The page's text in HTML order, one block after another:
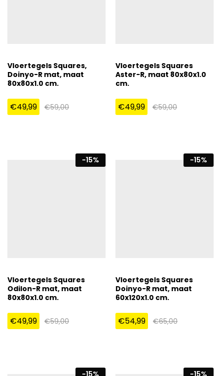
Vloertegels Squares,
Doinyo-R mat, maat
80x80x1.0 cm.
€49,99 €59,00
Vloertegels Squares
Aster-R, maat 80x80x1.0
cm.
€49,99 €59,00
-15%
Vloertegels Squares
Odilon-R mat, maat
80x80x1.0 cm.
€49,99 €59,00
-15%
Vloertegels Squares
Doinyo-R mat, maat
60x120x1.0 cm.
€54,99 €65,00
-15% -15%